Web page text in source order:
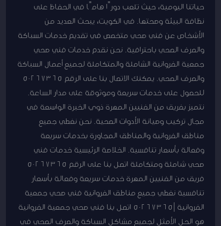
حياتنا اليومية، حيث تلعب دورًا هامًا في الحفاظ على
نظافة البيئة وصحتها. في الكويت، يبحث العديد من
الأشخاص عن فني صحي متخصص في تقديم خدمات السباكة
والصرف الصحي باحترافية. نحن نقدم خدمات فني صحي
جمعية الفروانية الشاملة والمتكاملة لجميع أعمال السباكة
والصرف الصحي. يمكنك الاتصال بنا على الرقم 50267365
للحصول على خدمات سريعة وموثوقة على مدار الساعة.
نتميز بفريق من الفنيين المهرة ذوي الخبرة الواسعة في
مجال تركيب وصيانة الأدوات الصحية. نحن نغطي جميع
مناطق الفروانية والمناطق المجاورة بخدمات سريعة
وفعالة بأسعار تنافسية. الخلاصة الرئيسية خدمات فني
صحي شاملة ومتكاملة اتصل بنا على الرقم 50267365
فريق من الفنيين المهرة خدمات سريعة وفعالة بأسعار
تنافسية نغطي جميع مناطق الفروانية فني صحي جمعية
الفروانية |50267365 اتصل بنا فني صحي جمعية الفروانية
هو الحل الأمثل لجميع مشاكل السباكة والصرف الصحي في